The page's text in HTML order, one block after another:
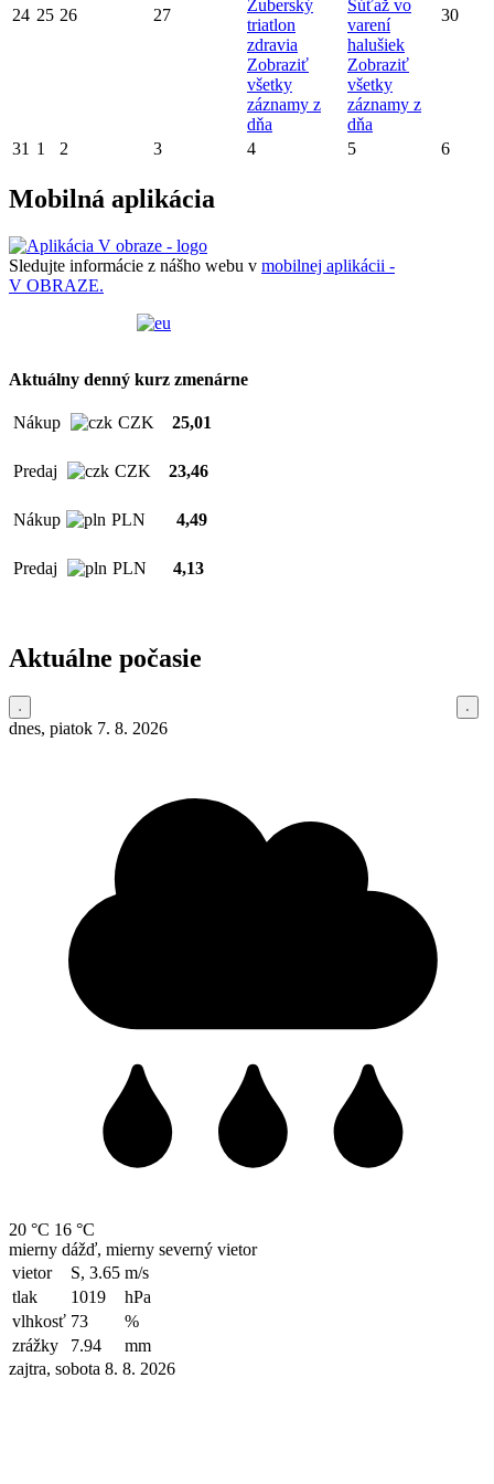
24 25 26 27
Zuberský
triatlon
zdravia
Zobraziť
všetky
záznamy z
dňa
Súťaž vo
varení
halušiek
Zobraziť
všetky
záznamy z
dňa
30
31 1 2 3 4 5 6
Mobilná aplikácia
Sledujte informácie z nášho webu v mobilnej aplikácii -
V OBRAZE.
Aktuálny denný kurz zmenárne
Nákup CZK 25,01
Predaj CZK 23,46
Nákup PLN 4,49
Predaj PLN 4,13
Aktuálne počasie
dnes, piatok 7. 8. 2026
20 °C 16 °C
mierny dážď, mierny severný vietor
vietor
S, 3.65 m/s
tlak
1019
hPa
vlhkosť 73
%
zrážky
7.94
mm
zajtra, sobota 8. 8. 2026